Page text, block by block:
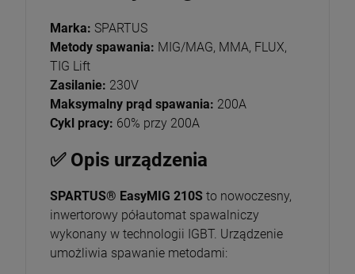
Marka: SPARTUS
Metody spawania: MIG/MAG, MMA, FLUX,
TIG Lift
Zasilanie: 230V
Maksymalny prąd spawania: 200A
Cykl pracy: 60% przy 200A
✅ Opis urządzenia
SPARTUS® EasyMIG 210S to nowoczesny,
inwertorowy półautomat spawalniczy
wykonany w technologii IGBT. Urządzenie
umożliwia spawanie metodami: